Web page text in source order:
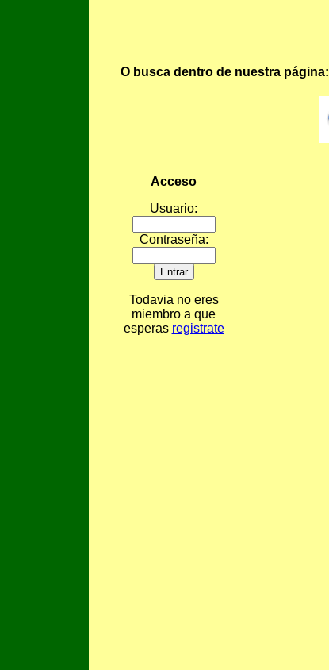
O busca dentro de nuestra página:
Acceso
Usuario:
Contraseña:
Todavia no eres
miembro a que
esperas registrate